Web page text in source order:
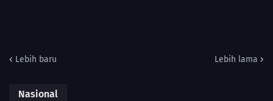
Lebih baru Lebih lama
Nasional